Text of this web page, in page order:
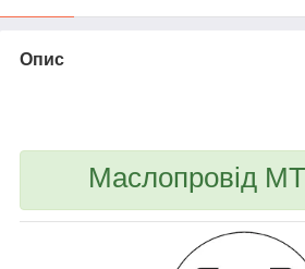
Опис
Маслопровід